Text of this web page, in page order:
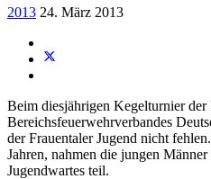
2013 24. März 2013
Beim diesjährigen Kegelturnier der
Bereichsfeuerwehrverbandes
der Frauentaler Jugend nicht
Jahren, nahmen die jungen
Jugendwartes teil.